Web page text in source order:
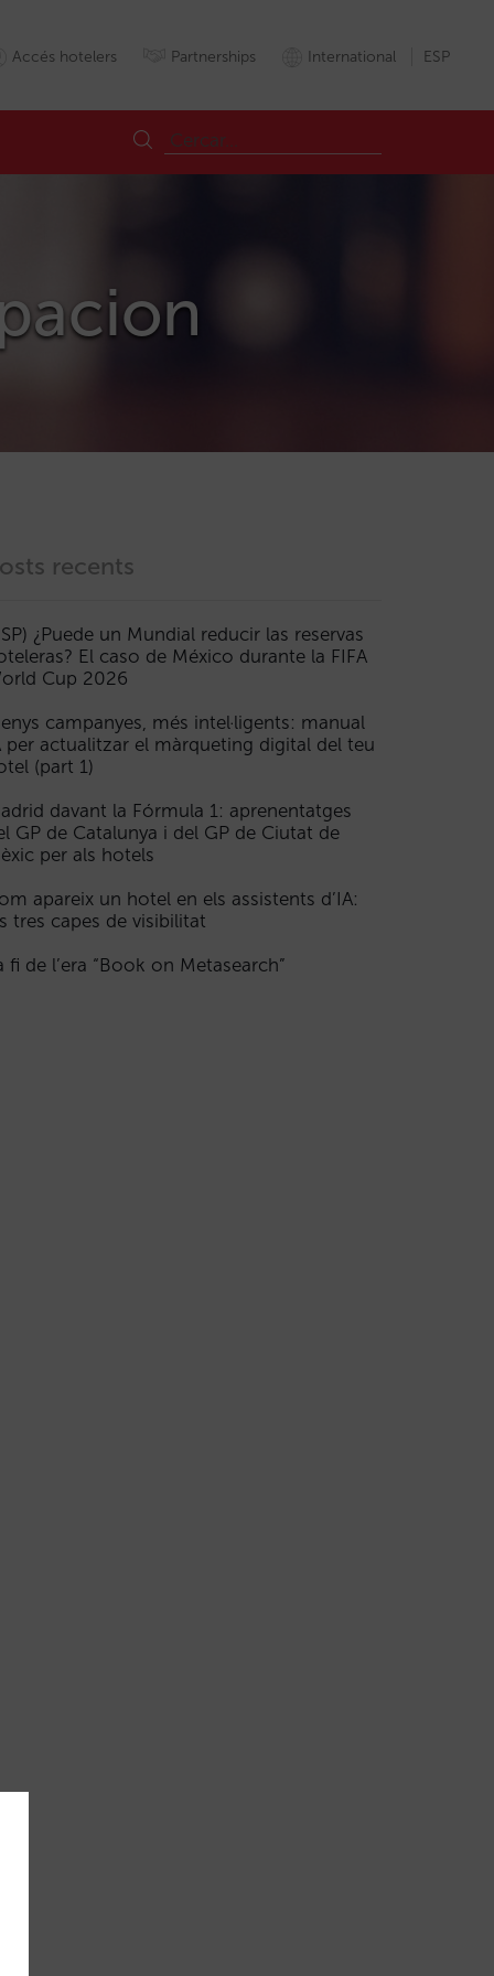
Accés hotelers Partnerships International ESP
recents
¿Puede un Mundial reducir las reservas
El caso de México durante la FIFA
Cup 2026
campanyes, més intel·ligents: manual
per actualitzar el màrqueting digital del teu
(part 1)
davant la Fórmula 1: aprenentatges
GP de Catalunya i del GP de Ciutat de
per als hotels
apareix un hotel en els assistents d’IA:
tres capes de visibilitat
fi de l’era “Book on Metasearch”